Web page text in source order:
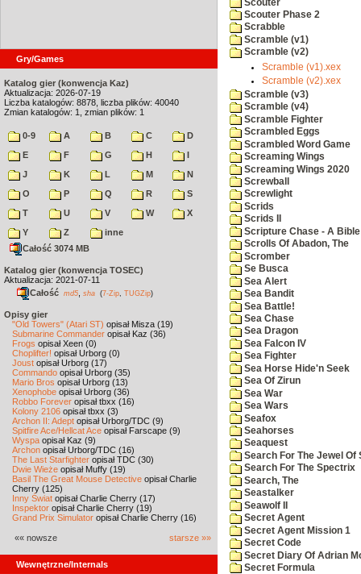
Gry/Games
Katalog gier (konwencja Kaz)
Aktualizacja: 2026-07-19
Liczba katalogów: 8878, liczba plików: 40040
Zmian katalogów: 1, zmian plików: 1
0-9 A B C
D
E
F G H
I
J
K L M
N
O
P Q R
S
T
U V W
X
Y
Z
inne
Całość 3074 MB
Katalog gier (konwencja TOSEC)
Aktualizacja: 2021-07-11
Całość md5 sha (7-Zip TUGZip)
Opisy gier
"Old Towers" (Atari ST) opisał Misza (19)
Submarine Commander opisał Kaz (36)
Frogs opisał Xeen (0)
Choplifter! opisał Urborg (0)
Joust opisał Urborg (17)
Commando opisał Urborg (35)
Mario Bros opisał Urborg (13)
Xenophobe opisał Urborg (36)
Robbo Forever opisał tbxx (16)
Kolony 2106 opisał tbxx (3)
Archon II: Adept opisał Urborg/TDC (9)
Spitfire Ace/Hellcat Ace opisał Farscape (9)
Wyspa opisał Kaz (9)
Archon opisał Urborg/TDC (16)
The Last Starfighter opisał TDC (30)
Dwie Wieże opisał Muffy (19)
Basil The Great Mouse Detective opisał Charlie
Cherry (125)
Inny Świat opisał Charlie Cherry (17)
Inspektor opisał Charlie Cherry (19)
Grand Prix Simulator opisał Charlie Cherry (16)
«« nowsze starsze »»
Wewnętrzne/Internals
Scouter
Scouter Phase 2
Scrabble
Scramble (v1)
Scramble (v2)
Scramble (v1).xex
Scramble (v2).xex
Scramble (v3)
Scramble (v4)
Scramble Fighter
Scrambled Eggs
Scrambled Word Game
Screaming Wings
Screaming Wings 2020
Screwball
Screwlight
Scrids
Scrids II
Scripture Chase - A Bible
Scrolls Of Abadon, The
Scromber
Se Busca
Sea Alert
Sea Bandit
Sea Battle!
Sea Chase
Sea Dragon
Sea Falcon IV
Sea Fighter
Sea Horse Hide'n Seek
Sea Of Zirun
Sea War
Sea Wars
Seafox
Seahorses
Seaquest
Search For The Jewel Of
Search For The Spectrix
Search, The
Seastalker
Seawolf II
Secret Agent
Secret Agent Mission 1
Secret Code
Secret Diary Of Adrian
Secret Formula